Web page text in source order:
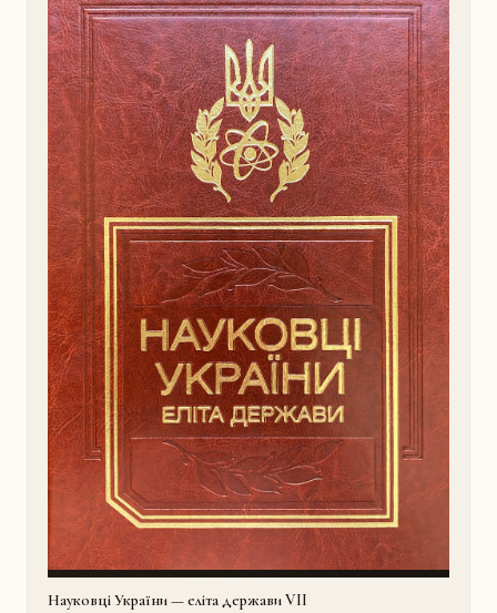
Науковці України — еліта держави VII